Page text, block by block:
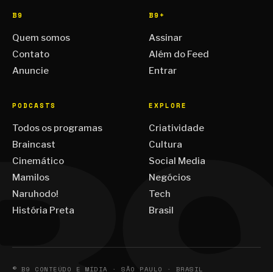
B9
Quem somos
Contato
Anuncie
B9+
Assinar
Além do Feed
Entrar
PODCASTS
Todos os programas
Braincast
Cinemático
Mamilos
Naruhodo!
História Preta
EXPLORE
Criatividade
Cultura
Social Media
Negócios
Tech
Brasil
© B9 CONTEÚDO E MÍDIA · SÃO PAULO · BRASIL